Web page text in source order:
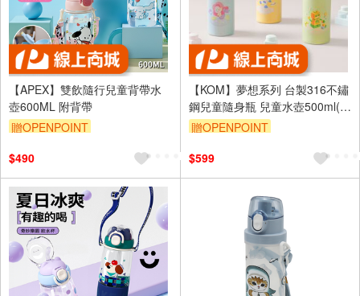
【APEX】雙飲隨行兒童背帶水
壺600ML 附背帶
贈OPENPOINT
$490
【KOM】夢想系列 台製316不鏽
鋼兒童隨身瓶 兒童水壺500ml(附
吸管 背帶)
贈OPENPOINT
$599